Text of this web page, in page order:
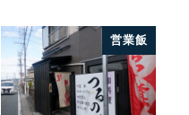
営業飯